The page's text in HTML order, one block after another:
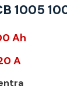
1005
Ah
A